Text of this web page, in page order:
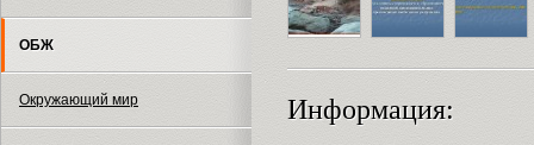
ОБЖ
Окружающий мир Информация: